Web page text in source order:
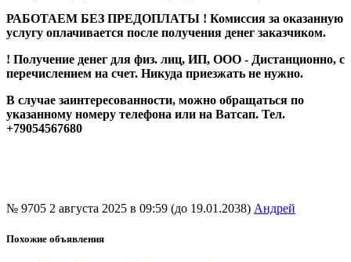
РАБОТАЕМ БЕЗ ПРЕДОПЛАТЫ ! Комиссия за оказанную
услугу оплачивается после получения денег заказчиком.
! Получение денег для физ. лиц, ИП, ООО - Дистанционно, с
перечислением на счет. Никуда приезжать не нужно.
В случае заинтересованности, можно обращаться по
указанному номеру телефона или на Ватсап. Тел.
+79054567680
№ 9705 2 августа 2025 в 09:59 (до 19.01.2038) Андрей
Похожие объявления